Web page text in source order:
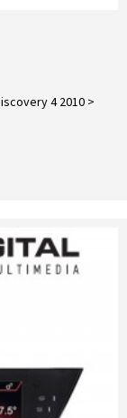
4 2010 >